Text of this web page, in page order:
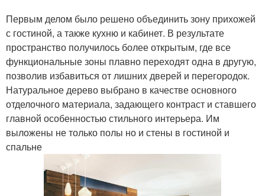
Первым делом было решено объединить зону прихожей
с гостиной, а также кухню и кабинет. В результате
пространство получилось более открытым, где все
функциональные зоны плавно переходят одна в другую,
позволив избавиться от лишних дверей и перегородок.
Натуральное дерево выбрано в качестве основного
отделочного материала, задающего контраст и ставшего
главной особенностью стильного интерьера. Им
выложены не только полы но и стены в гостиной и
спальне